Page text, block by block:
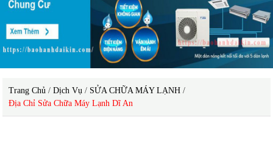
Trang Chủ /Dịch Vụ / SỬA CHỮA MÁY LẠNH /
Địa Chỉ Sửa Chữa Máy Lạnh Dĩ An